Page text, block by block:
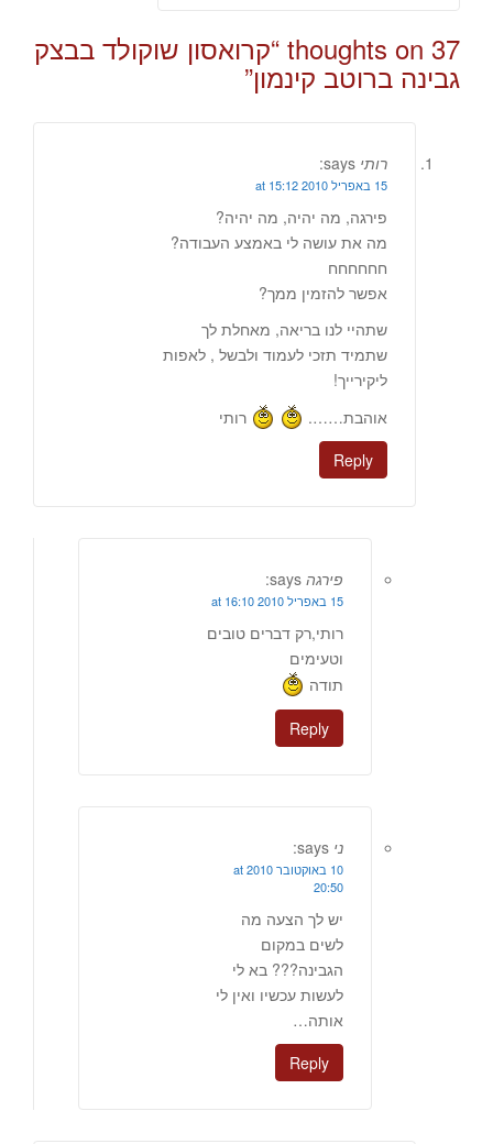
37 thoughts on “ קרואסון שוקולד בבצק
גבינה ברוטב קינמון”
רותי says:
15 באפריל 2010 at 15:12
פירגה, מה יהיה, מה יהיה?
מה את עושה לי באמצע העבודה?
חחחחחח
אפשר להזמין ממך?
שתהיי לנו בריאה, מאחלת לך
שתמיד תזכי לעמוד ולבשל , לאפות
ליקירייך!
אוהבת…….
רותי
Reply
פירגה says:
15 באפריל 2010 at 16:10
רותי,רק דברים טובים
וטעימים
תודה
Reply
ני says:
10 באוקטובר 2010 at
20:50
יש לך הצעה מה
לשים במקום
הגבינה??? בא לי
לעשות עכשיו ואין לי
אותה…
Reply